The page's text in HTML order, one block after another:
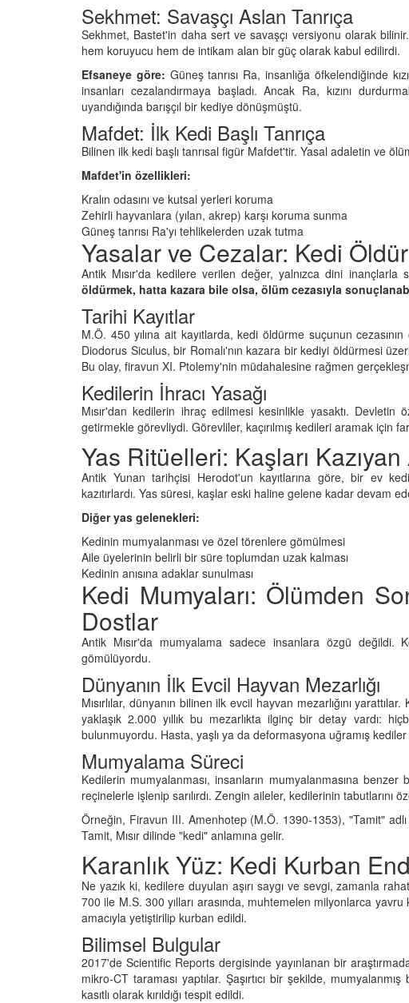
Sekhmet: Savaşçı Aslan Tanrıça
Sekhmet, Bastet'in daha sert ve savaşçı versiyonu olarak
hem koruyucu hem de intikam alan bir güç olarak kabul edilirdi.
Efsaneye göre: Güneş tanrısı Ra, insanlığa öfkelendiğinde
insanları cezalandırmaya başladı. Ancak Ra, kızını
uyandığında barışçıl bir kediye dönüşmüştü.
Mafdet: İlk Kedi Başlı Tanrıça
Bilinen ilk kedi başlı tanrısal figür Mafdet'tir. Yasal adaletin ve
Mafdet'in özellikleri:
Kralın odasını ve kutsal yerleri koruma
Zehirli hayvanlara (yılan, akrep) karşı koruma sunma
Güneş tanrısı Ra'yı tehlikelerden uzak tutma
Yasalar ve Cezalar: Kedi
Antik Mısır'da kedilere verilen değer, yalnızca dini inançlarla
öldürmek, hatta kazara bile olsa, ölüm cezasıyla
Tarihi Kayıtlar
M.Ö. 450 yılına ait kayıtlarda, kedi öldürme suçunun
Diodorus Siculus, bir Romalı'nın kazara bir kediyi öldürmesi
Bu olay, firavun XI. Ptolemy'nin müdahalesine rağmen
Kedilerin İhracı Yasağı
Mısır'dan kedilerin ihraç edilmesi kesinlikle yasaktı. Devletin
getirmekle görevliydi. Görevliler, kaçırılmış kedileri aramak için
Yas Ritüelleri: Kaşları
Antik Yunan tarihçisi Herodot'un kayıtlarına göre, bir ev
kazıtırlardı. Yas süresi, kaşlar eski haline gelene kadar devam
Diğer yas gelenekleri:
Kedinin mumyalanması ve özel törenlere gömülmesi
Aile üyelerinin belirli bir süre toplumdan uzak kalması
Kedinin anısına adaklar sunulması
Kedi Mumyaları: Ölümden
Dostlar
Antik Mısır'da mumyalama sadece insanlara özgü değildi.
gömülüyordu.
Dünyanın İlk Evcil Hayvan Mezarlığı
Mısırlılar, dünyanın bilinen ilk evcil hayvan mezarlığını
yaklaşık 2.000 yıllık bu mezarlıkta ilginç bir detay vardı:
bulunmuyordu. Hasta, yaşlı ya da deformasyona uğramış
Mumyalama Süreci
Kedilerin mumyalanması, insanların mumyalanmasına
reçinelerle işlenip sarılırdı. Zengin aileler, kedilerinin tabutlarını
Örneğin, Firavun III. Amenhotep (M.Ö. 1390-1353), "Tamit"
Tamit, Mısır dilinde "kedi" anlamına gelir.
Karanlık Yüz: Kedi Kurban
Ne yazık ki, kedilere duyulan aşırı saygı ve sevgi, zamanla
700 ile M.S. 300 yılları arasında, muhtemelen milyonlarca
amacıyla yetiştirilip kurban edildi.
Bilimsel Bulgular
2017'de Scientific Reports dergisinde yayınlanan bir
mikro-CT taraması yaptılar. Şaşırtıcı bir şekilde,
kasıtlı olarak kırıldığı tespit edildi.